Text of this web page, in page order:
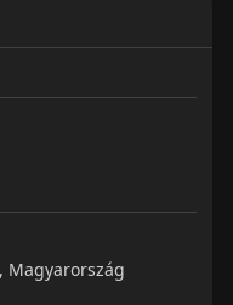
Magyarország